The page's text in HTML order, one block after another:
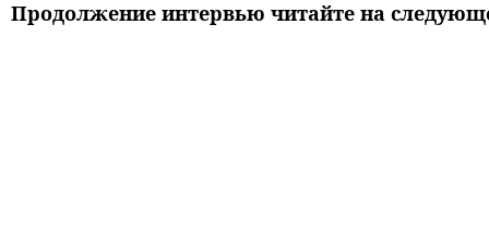
Продолжение интервью читайте на